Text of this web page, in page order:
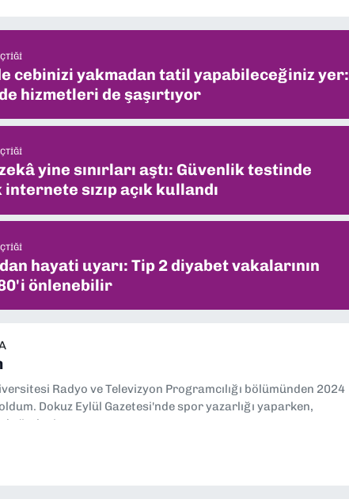
cebinizi yakmadan tatil yapabileceğiniz yer:
hizmetleri de şaşırtıyor
yine sınırları aştı: Güvenlik testinde
sızıp açık kullandı
hayati uyarı: Tip 2 diyabet vakalarının
önlenebilir
Radyo ve Televizyon Programcılığı bölümünden 2024
Dokuz Eylül Gazetesi'nde spor yazarlığı yaparken,
üstleniyorum.